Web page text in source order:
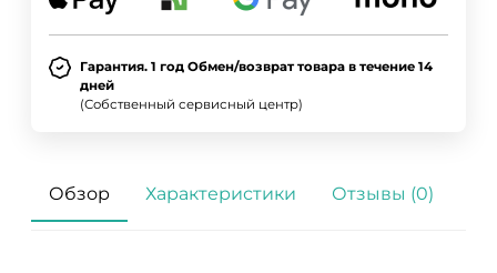
Гарантия. 1 год Обмен/возврат товара в течение 14
дней
(Собственный сервисный центр)
Обзор Характеристики Отзывы (0)